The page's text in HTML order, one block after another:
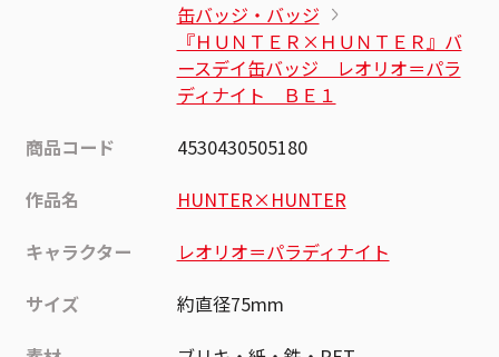
缶バッジ・バッジ
『ＨＵＮＴＥＲ×ＨＵＮＴＥＲ』バ
ースデイ缶バッジ レオリオ＝パラ
ディナイト ＢＥ１
商品コード
4530430505180
作品名
HUNTER×HUNTER
キャラクター
レオリオ＝パラディナイト
サイズ
約直径75mm